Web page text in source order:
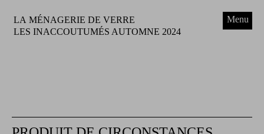
LA MÉNAGERIE DE VERRE
LES INACCOUTUMÉS AUTOMNE 2024
Menu